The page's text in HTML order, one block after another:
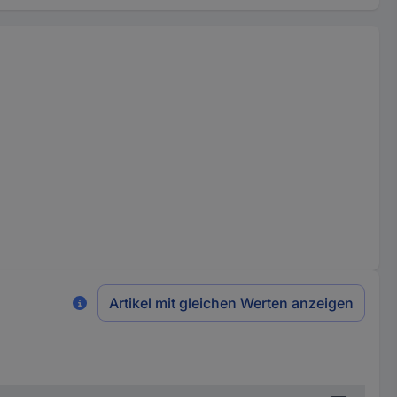
Artikel mit gleichen Werten anzeigen